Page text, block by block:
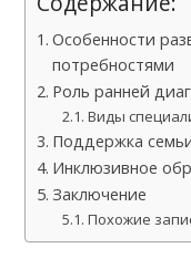
Особенности
потребностями
Роль ранней
Виды
Поддержка
Инклюзивное
Заключение
Похожие